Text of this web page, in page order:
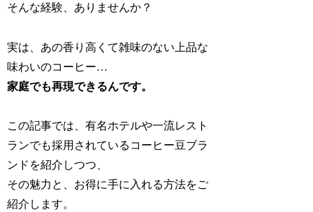
そんな経験、ありませんか？
実は、あの香り高くて雑味のない上品な
味わいのコーヒー…
家庭でも再現できるんです。
この記事では、有名ホテルや一流レスト
ランでも採用されているコーヒー豆ブラ
ンドを紹介しつつ、
その魅力と、お得に手に入れる方法をご
紹介します。